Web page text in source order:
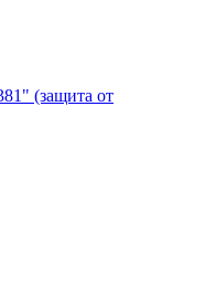
(защита от